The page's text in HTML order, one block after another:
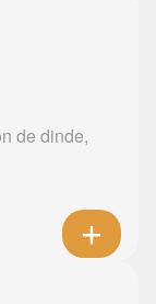
de dinde,